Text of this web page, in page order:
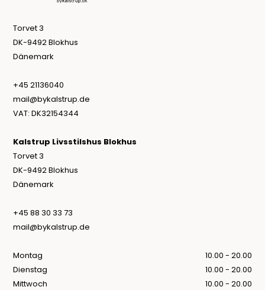
Torvet 3
DK-9492 Blokhus
Dänemark
+45 21136040
mail@bykalstrup.de
VAT: DK32154344
Kalstrup Livsstilshus Blokhus
Torvet 3
DK-9492 Blokhus
Dänemark
+45 88 30 33 73
mail@bykalstrup.de
Montag
10.00 - 20.00
Dienstag
10.00 - 20.00
Mittwoch
10.00 - 20.00